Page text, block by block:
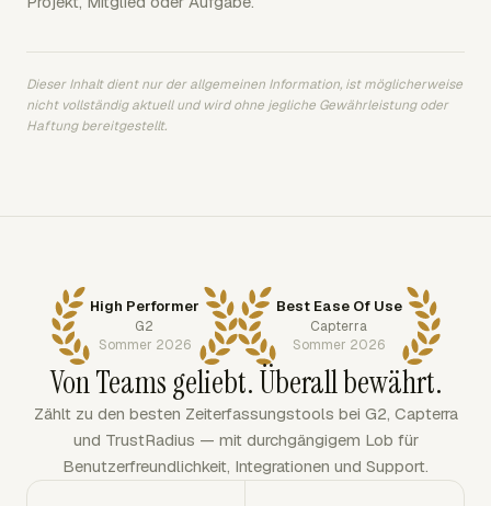
Dieser Inhalt dient nur der allgemeinen Information, ist möglicherweise
nicht vollständig aktuell und wird ohne jegliche Gewährleistung oder
Haftung bereitgestellt.
High Performer
G2
Sommer 2026
Best Ease Of Use
Capterra
Sommer 2026
Von Teams geliebt. Überall bewährt.
Zählt zu den besten Zeiterfassungstools bei G2, Capterra
und TrustRadius — mit durchgängigem Lob für
Benutzerfreundlichkeit, Integrationen und Support.